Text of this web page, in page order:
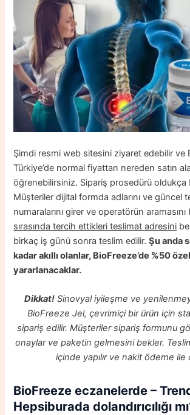
Şimdi resmi web sitesini ziyaret edebilir ve
Türkiye’de normal fiyattan nereden satın
öğrenebilirsiniz. Sipariş prosedürü oldukça
Müşteriler dijital formda adlarını ve güncel
numaralarını girer ve operatörün aramasını
sırasında tercih ettikleri teslimat adresini
birkaç iş günü sonra teslim edilir.Şu anda
kadar akıllı olanlar, BioFreeze’de %50
yararlanacaklar.
Dikkat!Sinovyal iyileşme ve
BioFreeze Jel, çevrimiçi bir ürün için
sipariş edilir. Müşteriler sipariş formunu
onaylar ve paketin gelmesini bekler.
içinde yapılır ve nakit ödeme ile
BioFreezeeczanelerde –
Hepsiburada dolandırıcılığı